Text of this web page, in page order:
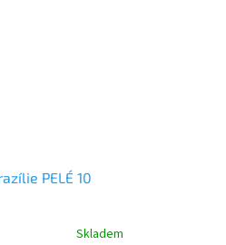
PELÉ 10
Skladem